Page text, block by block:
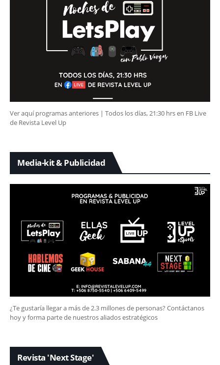
Ver aquí programas anteriores | Todos los días, 21:30 hrs en FB Live
de Revista Level Up
Media-kit & Publicidad
¿Te gustaría llegar a más de 2.3 millones de personas? Contáctanos
hoy y forma parte de nuestros aliados estratégicos
Revista 'Next Stage'